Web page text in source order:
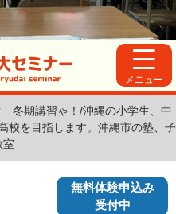
メニュー
冬期講習ゃ！/沖縄の小学生、中
校を目指します。沖縄市の塾、子
室
無料体験申込み
受付中